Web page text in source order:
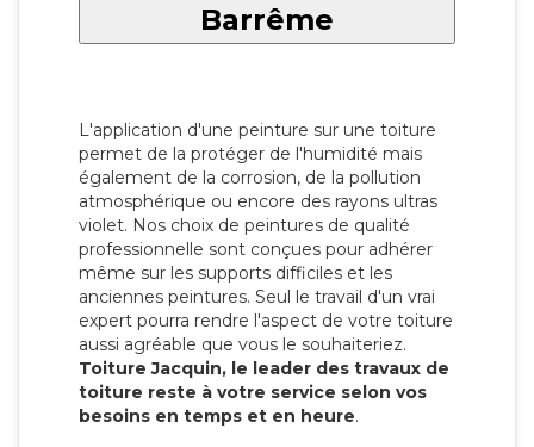
Barrême
L'application d'une peinture sur une toiture
permet de la protéger de l'humidité mais
également de la corrosion, de la pollution
atmosphérique ou encore des rayons ultras
violet. Nos choix de peintures de qualité
professionnelle sont conçues pour adhérer
même sur les supports difficiles et les
anciennes peintures. Seul le travail d'un vrai
expert pourra rendre l'aspect de votre toiture
aussi agréable que vous le souhaiteriez.
Toiture Jacquin, le leader des travaux de
toiture reste à votre service selon vos
besoins en temps et en heure.